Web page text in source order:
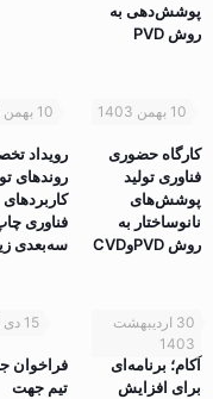
پوشش‌دهی به
روش PVD
10 بهمن 1403
رویداد
روندهای
کاربردهای
فناوری
سه‌بعدی
10 بهمن 1403
کارگاه حضوری
فناوری تولید
پوشش‌های
نانوساختار به
روش PVDوCVD
15 دی 1403
فراخوان
تیم جهت
30 اردیبهشت
1403
آکام؛ برنامه‌ای
برای افزایش